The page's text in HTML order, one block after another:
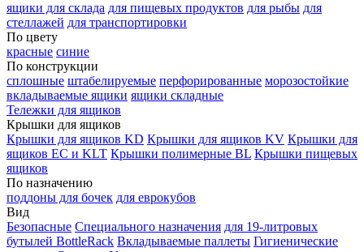
ящики для склада для пищевых продуктов для рыбы для
стеллажей для транспортировки
По цвету
красные синие
По конструкции
сплошные штабелируемые перфорированные морозостойкие
вкладываемые ящики ящики складные
Тележки для ящиков
Крышки для ящиков
Крышки для ящиков KD Крышки для ящиков KV Крышки для
ящиков EC и KLT Крышки полимерные BL Крышки пищевых
ящиков
По назначению
поддоны для бочек для еврокубов
Вид
Безопасные Специального назначения для 19-литровых
бутылей BottleRack Вкладываемые паллеты Гигиенические